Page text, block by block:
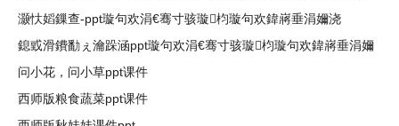
灏忕嫍鏁查-ppt璇句欢涓€骞寸骇璇枃璇句欢鍏嶈垂涓嬭浇
鎴戜滑鐨勫ぇ瀹跺涵ppt璇句欢涓€骞寸骇璇枃璇句欢鍏嶈垂涓嬭
问小花，问小草ppt课件
西师版粮食蔬菜ppt课件